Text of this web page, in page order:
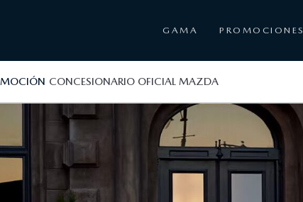
GAMA PROMOCIONES
CONCESIONARIO OFICIAL MAZDA